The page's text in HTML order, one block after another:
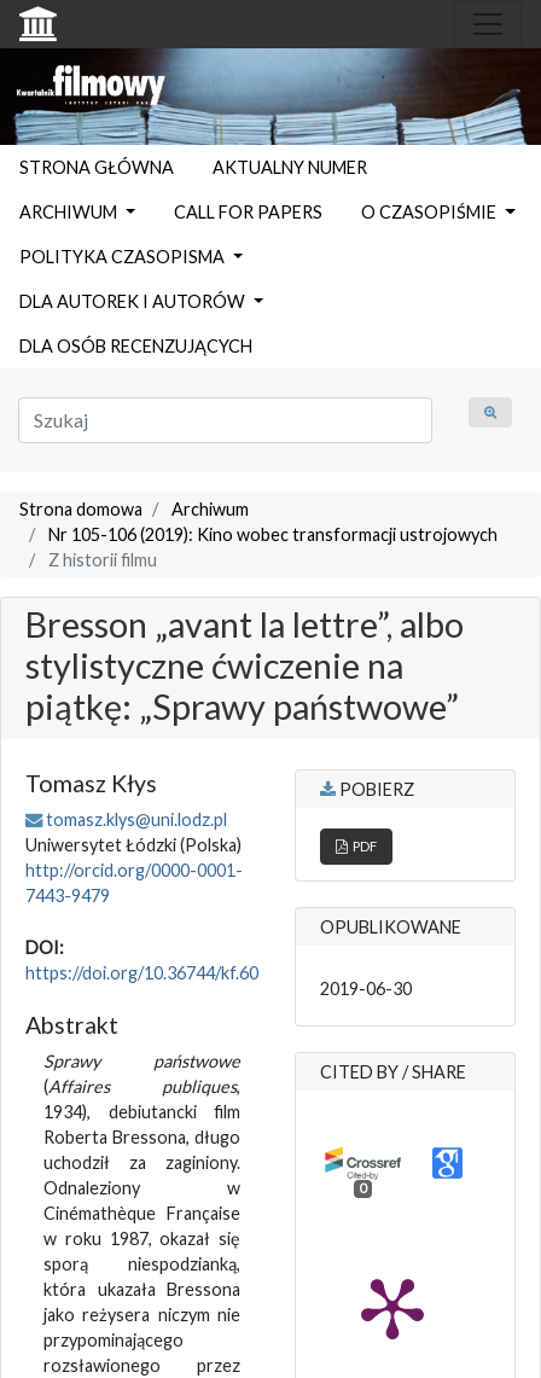
STRONA GŁÓWNA AKTUALNY NUMER
ARCHIWUM CALL FOR PAPERS O CZASOPIŚMIE
POLITYKA CZASOPISMA
DLA AUTOREK I AUTORÓW
DLA OSÓB RECENZUJĄCYCH
Strona domowa
Archiwum
Nr 105-106 (2019): Kino wobec transformacji ustrojowych
Z historii filmu
Bresson „avant la lettre”, albo
stylistyczne ćwiczenie na
piątkę: „Sprawy państwowe”
Tomasz Kłys
tomasz.klys@uni.lodz.pl
Uniwersytet Łódzki(Polska)
http://orcid.org/0000-0001-
7443-9479
DOI:
https://doi.org/10.36744/kf.60
Abstrakt
Sprawy państwowe
(Affaires publiques,
1934), debiutancki film
Roberta Bressona, długo
uchodził za zaginiony.
Odnaleziony w
Cinémathèque Française
w roku 1987, okazał się
sporą niespodzianką,
która ukazała Bressona
jako reżysera niczym nie
przypominającego
rozsławionego przez
POBIERZ
PDF
OPUBLIKOWANE
2019-06-30
CITED BY / SHARE
0